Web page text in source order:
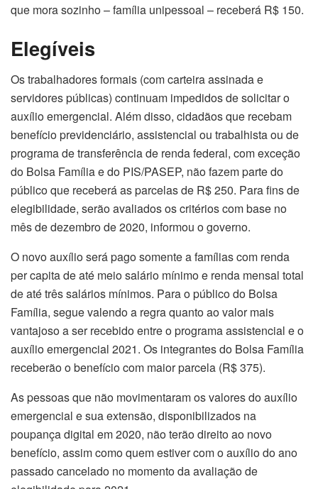
que mora sozinho – família unipessoal – receberá R$ 150.
Elegíveis
Os trabalhadores formais (com carteira assinada e
servidores públicas) continuam impedidos de solicitar o
auxílio emergencial. Além disso, cidadãos que recebam
benefício previdenciário, assistencial ou trabalhista ou de
programa de transferência de renda federal, com exceção
do Bolsa Família e do PIS/PASEP, não fazem parte do
público que receberá as parcelas de R$ 250. Para fins de
elegibilidade, serão avaliados os critérios com base no
mês de dezembro de 2020, informou o governo.
O novo auxílio será pago somente a famílias com renda
per capita de até meio salário mínimo e renda mensal total
de até três salários mínimos. Para o público do Bolsa
Família, segue valendo a regra quanto ao valor mais
vantajoso a ser recebido entre o programa assistencial e o
auxílio emergencial 2021. Os integrantes do Bolsa Família
receberão o benefício com maior parcela (R$ 375).
As pessoas que não movimentaram os valores do auxílio
emergencial e sua extensão, disponibilizados na
poupança digital em 2020, não terão direito ao novo
benefício, assim como quem estiver com o auxílio do ano
passado cancelado no momento da avaliação de